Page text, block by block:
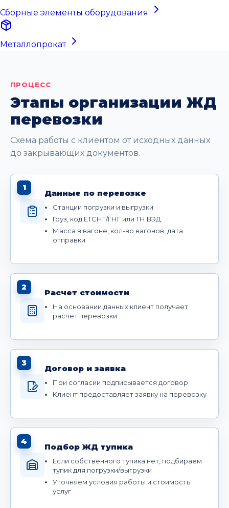
Сборные элементы оборудования
Металлопрокат
ПРОЦЕСС
Этапы организации ЖД
перевозки
Схема работы с клиентом от исходных данных
до закрывающих документов.
1
Данные по перевозке
Станции погрузки и выгрузки
Груз, код ЕТСНГ/ГНГ или ТН ВЭД
Масса в вагоне, кол-во вагонов, дата
отправки
2
Расчет стоимости
На основании данных клиент получает
расчет перевозки
3
Договор и заявка
При согласии подписывается договор
Клиент предоставляет заявку на перевозку
4
Подбор ЖД тупика
Если собственного тупика нет, подбираем
тупик для погрузки/выгрузки
Уточняем условия работы и стоимость
услуг